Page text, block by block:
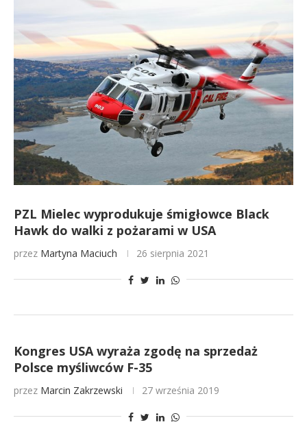
PZL Mielec wyprodukuje śmigłowce Black
Hawk do walki z pożarami w USA
przez Martyna Maciuch 26 sierpnia 2021
Kongres USA wyraża zgodę na sprzedaż
Polsce myśliwców F-35
przez Marcin Zakrzewski 27 września 2019